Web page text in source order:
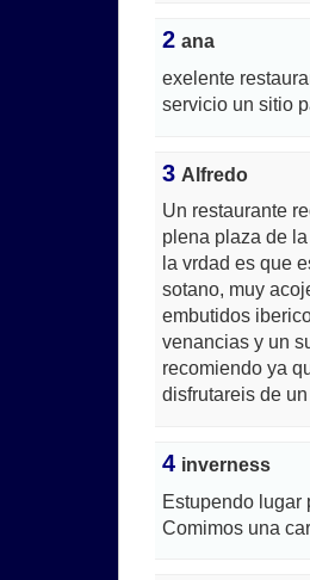
2 ana
exelente
servicio un sitio
3 Alfredo
Un restaurante
plena plaza de
la vrdad es que
sotano, muy
embutidos
venancias y un
recomiendo ya
disfrutareis de
4 inverness
Estupendo lugar
Comimos una